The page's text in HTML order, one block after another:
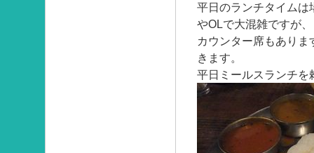
平日のランチタイムは
やOLで大混雑ですが、
カウンター席もあり
きます。
平日ミールスランチを